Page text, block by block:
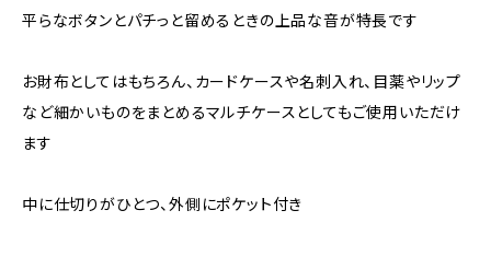
平らなボタンとパチっと留めるときの上品な音が特長です
お財布としてはもちろん、カードケースや名刺入れ、目薬やリップ
など細かいものをまとめるマルチケースとしてもご使用いただけ
ます
中に仕切りがひとつ、外側にポケット付き